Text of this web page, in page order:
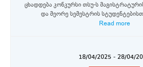
ცხადდება კონკურსი თსუ-ს
და მეორე სემესტრის
Read more
18/04/2025 - 28/04/